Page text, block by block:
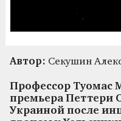
Автор: Секушин
Профессор Туомас
премьера Петтери
Украиной после